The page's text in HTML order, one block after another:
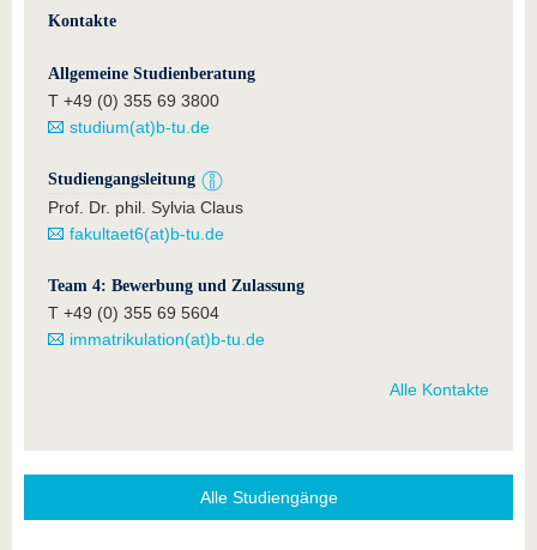
Kontakte
Allgemeine Studienberatung
T +49 (0) 355 69 3800
studium(at)b-tu.de
Studiengangsleitung
Prof. Dr. phil. Sylvia Claus
fakultaet6(at)b-tu.de
Team 4: Bewerbung und Zulassung
T +49 (0) 355 69 5604
immatrikulation(at)b-tu.de
Alle Kontakte
Alle Studiengänge